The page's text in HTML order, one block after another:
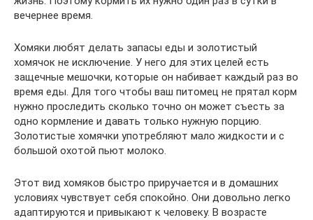
вечернее время.
Хомяки любят делать запасы еды и золотистый
хомячок не исключение. У него для этих целей есть
защечные мешочки, которые он набивает каждый раз во
время еды. Для того чтобы ваш питомец не прятал корм
нужно проследить сколько точно он может съесть за
одно кормление и давать только нужную порцию.
Золотистые хомячки употребляют мало жидкости и с
большой охотой пьют молоко.
Этот вид хомяков быстро приручается и в домашних
условиях чувствует себя спокойно. Они довольно легко
адаптируются и привыкают к человеку. В возрасте